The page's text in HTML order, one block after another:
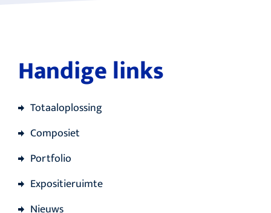
Handige links
Totaaloplossing
Composiet
Portfolio
Expositieruimte
Nieuws